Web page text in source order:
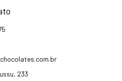
233